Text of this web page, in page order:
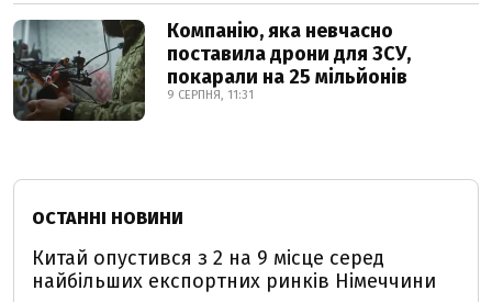
Компанію, яка невчасно
поставила дрони для ЗСУ,
покарали на 25 мільйонів
9 СЕРПНЯ, 11:31
ОСТАННІ НОВИНИ
Китай опустився з 2 на 9 місце серед
найбільших експортних ринків Німеччини